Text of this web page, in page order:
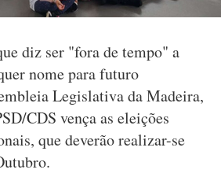
diz ser "fora de tempo" a
nome para futuro
Legislativa da Madeira,
CDS vença as eleições
que deverão realizar-se